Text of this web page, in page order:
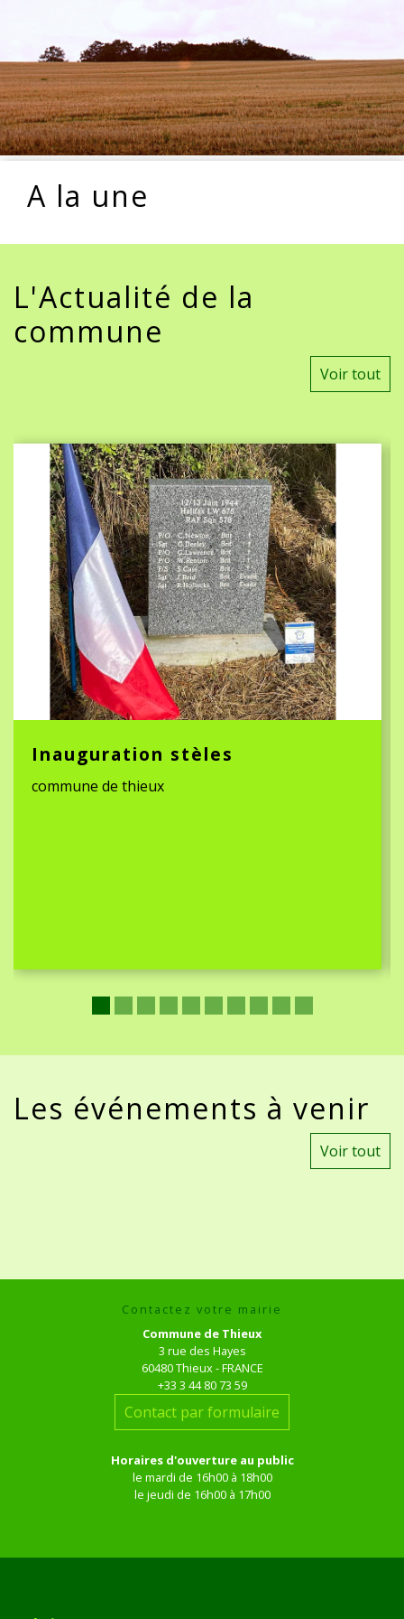
A la une
L'Actualité de la
commune
Voir tout
Inauguration stèles
commune de thieux
Les événements à venir
Voir tout
Contactez votre mairie
Commune de Thieux
3 rue des Hayes
60480 Thieux - FRANCE
+33 3 44 80 73 59
Contact par formulaire
Horaires d'ouverture au public
le mardi de 16h00 à 18h00
le jeudi de 16h00 à 17h00